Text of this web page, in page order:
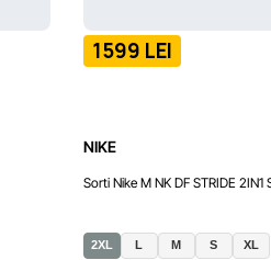
1599 LEI
NIKE
Sorti Nike M NK DF STRIDE 2IN1
2XL L M S XL